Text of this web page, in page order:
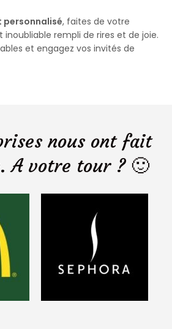
personnalisé, faites de votre
rempli de rires et de joie.
et engagez vos invités de
nous ont fait
A votre tour ? 🙂